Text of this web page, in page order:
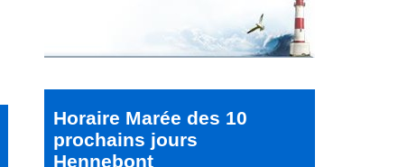
Horaire Marée des 10
prochains jours
Hennebont